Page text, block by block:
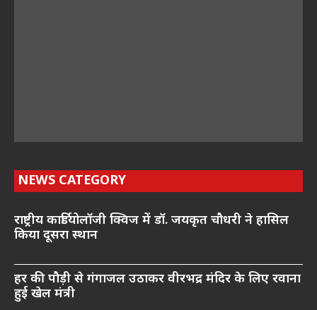
NEWS CATEGORY
राष्ट्रीय कार्डियोलॉजी क्विज में डॉ. जयकृत चौधरी ने हासिल
किया दूसरा स्थान
हर की पौड़ी से गंगाजल उठाकर वीरभद्र मंदिर के लिए रवाना
हुई खेल मंत्री